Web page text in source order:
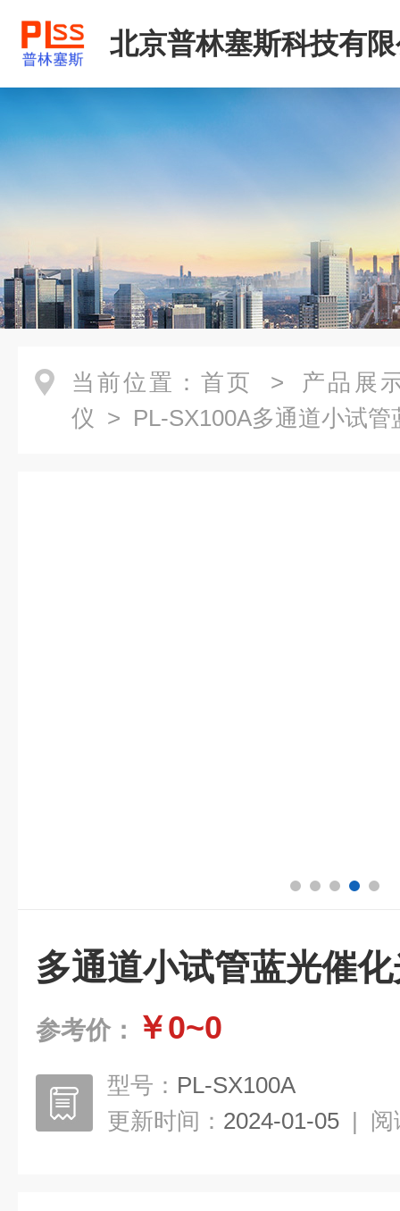
北京普林塞斯科技有
当前位置： 首页 > 产品展
仪 > PL-SX100A多通道小试
多通道小试管蓝光催
参考价： ￥0~0
型号： PL-SX100A
更新时间： 2024-01-05 | 阅